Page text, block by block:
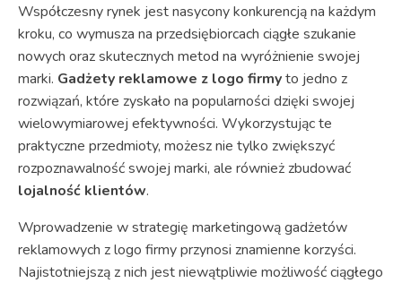
Współczesny rynek jest nasycony konkurencją na każdym
kroku, co wymusza na przedsiębiorcach ciągłe szukanie
nowych oraz skutecznych metod na wyróżnienie swojej
marki. Gadżety reklamowe z logo firmyto jedno z
rozwiązań, które zyskało na popularności dzięki swojej
wielowymiarowej efektywności. Wykorzystując te
praktyczne przedmioty, możesz nie tylko zwiększyć
rozpoznawalność swojej marki, ale również zbudować
lojalność klientów.
Wprowadzenie w strategię marketingową gadżetów
reklamowych z logo firmy przynosi znamienne korzyści.
Najistotniejszą z nich jest niewątpliwie możliwość ciągłego